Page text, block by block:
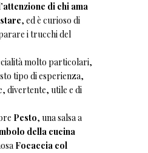
di chi ama
, ed è curioso di
i trucchi del
molto particolari,
tipo di esperienza,
divertente, utile e di
Pesto, una salsa a
della cucina
Focaccia col